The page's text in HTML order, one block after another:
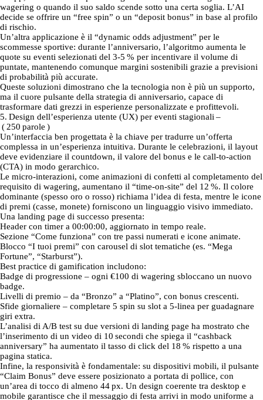
wagering o quando il suo saldo scende sotto una certa soglia. L’AI
decide se offrire un “free spin” o un “deposit bonus” in base al profilo
di rischio.
Un’altra applicazione è il “dynamic odds adjustment” per le
scommesse sportive: durante l’anniversario, l’algoritmo aumenta le
quote su eventi selezionati del 3‑5 % per incentivare il volume di
puntate, mantenendo comunque margini sostenibili grazie a previsioni
di probabilità più accurate.
Queste soluzioni dimostrano che la tecnologia non è più un supporto,
ma il cuore pulsante della strategia di anniversario, capace di
trasformare dati grezzi in esperienze personalizzate e profittevoli.
5. Design dell’esperienza utente (UX) per eventi stagionali –
( 250 parole )
Un’interfaccia ben progettata è la chiave per tradurre un’offerta
complessa in un’esperienza intuitiva. Durante le celebrazioni, il layout
deve evidenziare il countdown, il valore del bonus e le call‑to‑action
(CTA) in modo gerarchico.
Le micro‑interazioni, come animazioni di confetti al completamento del
requisito di wagering, aumentano il “time‑on‑site” del 12 %. Il colore
dominante (spesso oro o rosso) richiama l’idea di festa, mentre le icone
di premi (casse, monete) forniscono un linguaggio visivo immediato.
Una landing page di successo presenta:
Header con timer a 00:00:00, aggiornato in tempo reale.
Sezione “Come funziona” con tre passi numerati e icone animate.
Blocco “I tuoi premi” con carousel di slot tematiche (es. “Mega
Fortune”, “Starburst”).
Best practice di gamification includono:
Badge di progressione – ogni €100 di wagering sbloccano un nuovo
badge.
Livelli di premio – da “Bronzo” a “Platino”, con bonus crescenti.
Sfide giornaliere – completare 5 spin su slot a 5‑linea per guadagnare
giri extra.
L’analisi di A/B test su due versioni di landing page ha mostrato che
l’inserimento di un video di 10 secondi che spiega il “cashback
anniversary” ha aumentato il tasso di click del 18 % rispetto a una
pagina statica.
Infine, la responsività è fondamentale: su dispositivi mobili, il pulsante
“Claim Bonus” deve essere posizionato a portata di pollice, con
un’area di tocco di almeno 44 px. Un design coerente tra desktop e
mobile garantisce che il messaggio di festa arrivi in modo uniforme a